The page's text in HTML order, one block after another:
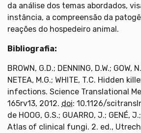
da análise dos temas abordados,
instância, a compreensão da
reações do hospedeiro animal.
Bibliografia:
BROWN, G.D.; DENNING, D.W.; GOW,
NETEA, M.G.; WHITE, T.C. Hidden
infections. Science Translational
165rv13, 2012. doi: 10.1126/
de HOOG, G.S.; GUARRO, J.; GENÉ,
Atlas of clinical fungi. 2. ed.,